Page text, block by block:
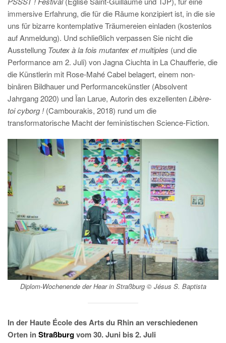
immersive Erfahrung, die für die Räume konzipiert ist, in die sie
uns für bizarre kontemplative Träumereien einladen (kostenlos
auf Anmeldung). Und schließlich verpassen Sie nicht die
Ausstellung Toutex à la fois mutantex et multiples (und die
Performance am 2. Juli) von Jagna Ciuchta in La Chaufferie, die
die Künstlerin mit Rose-Mahé Cabel belagert, einem non-
binären Bildhauer und Performancekünstler (Absolvent
Jahrgang 2020) und Ïan Larue, Autorin des exzellentenLibère-
toi cyborg !(Cambourakis, 2018) rund um die
transformatorische Macht der feministischen Science-Fiction.
Diplom-Wochenende der Hear in Straßburg © Jésus S. Baptista
In der Haute École des Arts du Rhin an verschiedenen
Orten inStraßburgvom 30. Juni bis 2. Juli